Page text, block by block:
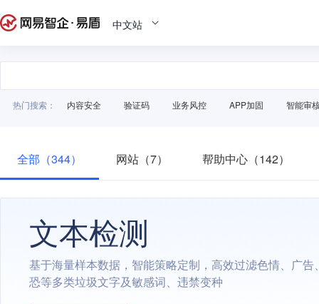
中文站
热门搜索： 内容安全 验证码 业务风控 APP加固 智能审
全部（344） 网站（7） 帮助中心（142）
文本检测
基于海量样本数据，智能策略定制，高效过滤色情、广告
恐等多类垃圾文字及敏感词、违禁变种